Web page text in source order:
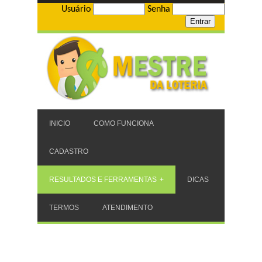
Usuário Senha
INICIO COMO FUNCIONA
CADASTRO
RESULTADOS E FERRAMENTAS DICAS
TERMOS ATENDIMENTO